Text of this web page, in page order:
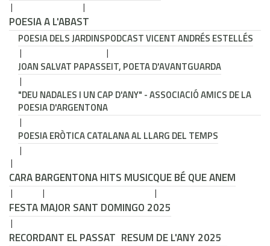
POESIA A L'ABAST
POESIA DELS JARDINSPODCAST VICENT ANDRÉS ESTELLÉS
JOAN SALVAT PAPASSEIT, POETA D'AVANTGUARDA
"DEU NADALES I UN CAP D'ANY" - ASSOCIACIÓ AMICS DE LA
POESIA D'ARGENTONA
POESIA ERÒTICA CATALANA AL LLARG DEL TEMPS
CARA BARGENTONA HITS MUSICQUE BÉ QUE ANEM
FESTA MAJOR SANT DOMINGO 2025
RECORDANT EL PASSAT RESUM DE L'ANY 2025